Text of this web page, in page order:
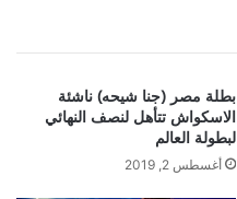
بطلة مصر (جنا شيحه) ناشئة
الاسكواش تتأهل لنصف النهائي
لبطولة العالم
أغسطس 2, 2019